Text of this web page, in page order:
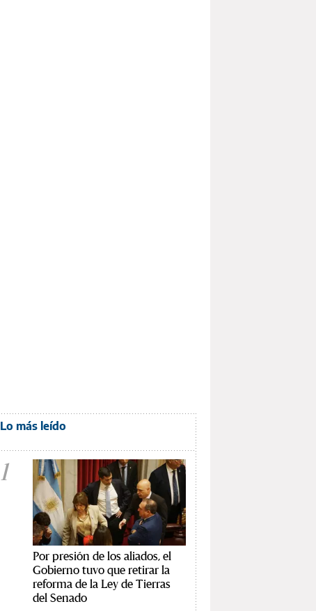
Lo más leído
1
Por presión de los aliados, el
Gobierno tuvo que retirar la
reforma de la Ley de Tierras
del Senado